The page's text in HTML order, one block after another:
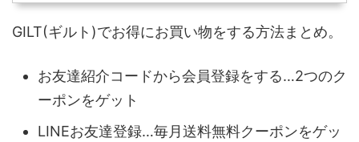
GILT(ギルト)でお得にお買い物をする方法まとめ。
お友達紹介コードから会員登録をする…2つのク
ーポンをゲット
LINEお友達登録…毎月送料無料クーポンをゲッ